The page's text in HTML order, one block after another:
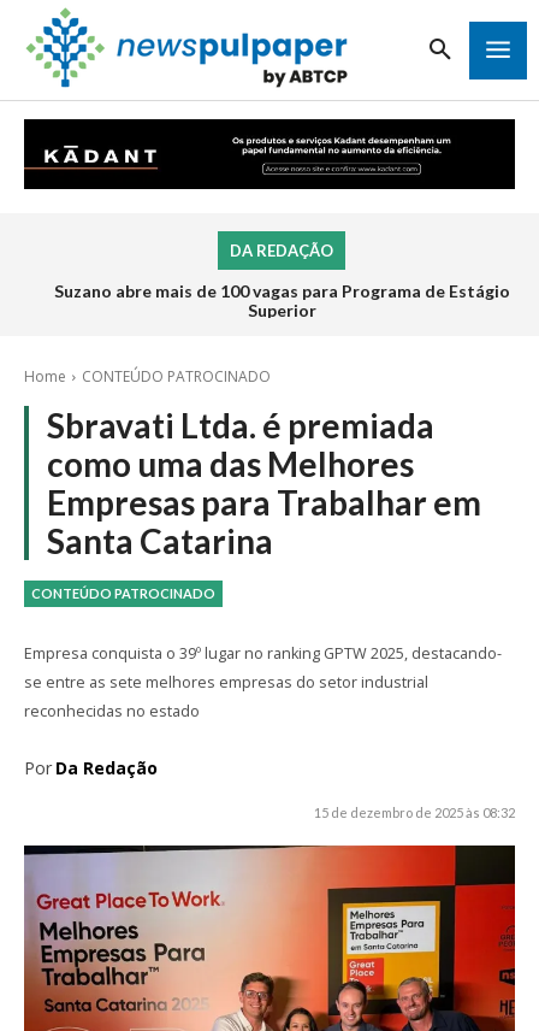
DA REDAÇÃO
Suzano abre mais de 100 vagas para Programa de Estágio
Superior
Home CONTEÚDO PATROCINADO
Sbravati Ltda. é premiada
como uma das Melhores
Empresas para Trabalhar em
Santa Catarina
CONTEÚDO PATROCINADO
Empresa conquista o 39º lugar no ranking GPTW 2025, destacando-
se entre as sete melhores empresas do setor industrial
reconhecidas no estado
Por Da Redação
15 de dezembro de 2025 às 08:32